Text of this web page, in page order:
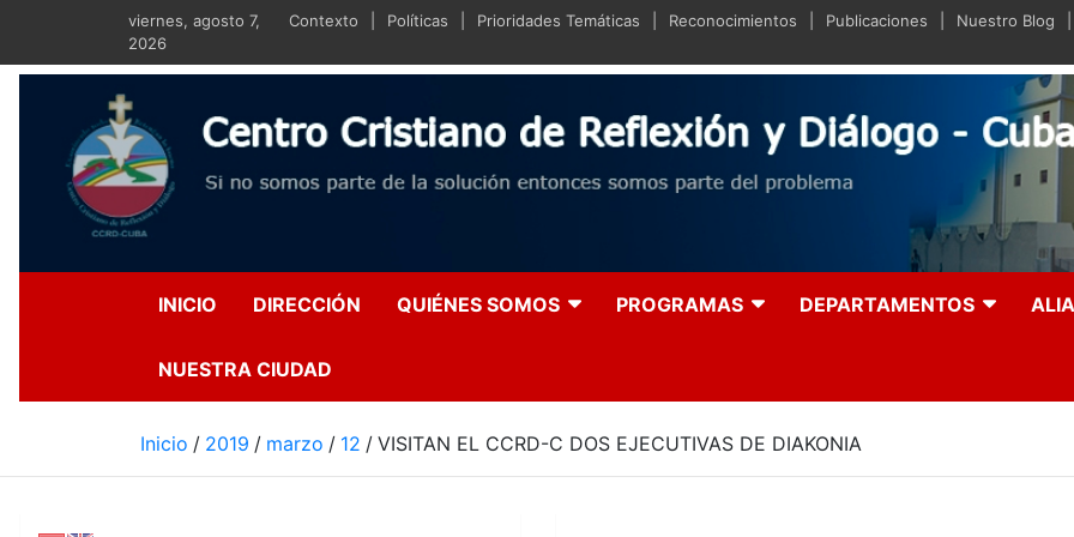
contenido
viernes, agosto 7,
2026
Contexto Políticas Prioridades Temáticas Reconocimientos Publicaciones Nuestro Blog
Centro Cristiano de Reflexión y
Si no somos parte de la solución entonces somos parte del problema
INICIO DIRECCIÓN QUIÉNES SOMOS PROGRAMAS DEPARTAMENTOS
NUESTRA CIUDAD
Inicio 2019 marzo 12 VISITAN EL CCRD-C DOS EJECUTIVAS DE DIAKONIA